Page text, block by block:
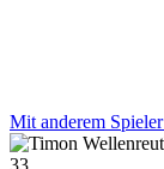
Mit anderem